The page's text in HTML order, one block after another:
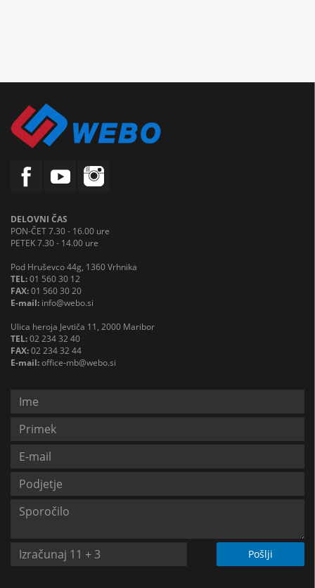
DELOVNI ČAS
PON-ČET 7.30 - 16.00 ure
PETEK 7.30 - 14.00 ure
Pod Hruševco 44g, 1360 Vrhnika
TEL:01 560 30 12
FAX:01 560 30 20
E-mail: info@webo.si
Ulica heroja Jevtiča 11, 2000 Maribor
TEL:02 234 32 40
FAX:02 234 32 44
E-mail:office-mb@webo.si
Pošlji